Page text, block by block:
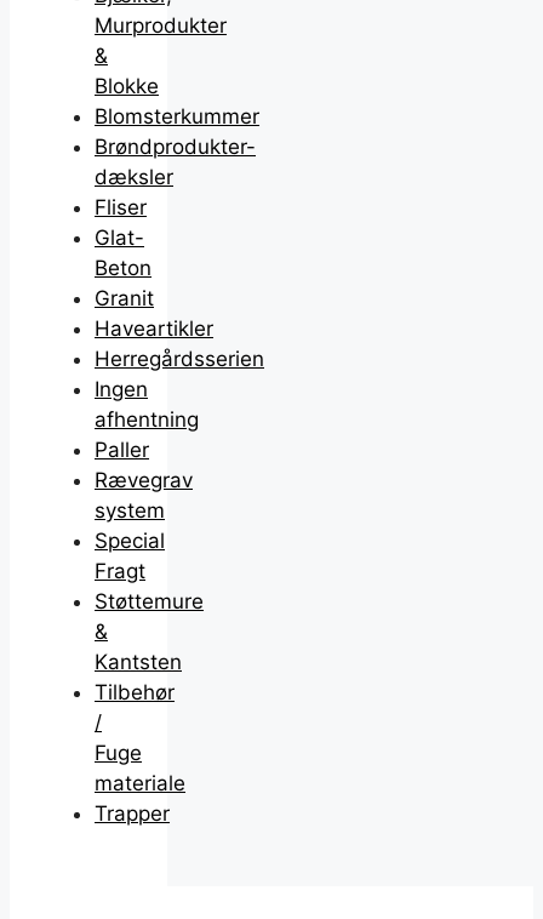
Murprodukter
&
Blokke
Blomsterkummer
Brøndprodukter-
dæksler
Fliser
Glat-
Beton
Granit
Haveartikler
Herregårdsserien
Ingen
afhentning
Paller
Rævegrav
system
Special
Fragt
Støttemure
&
Kantsten
Tilbehør
/
Fuge
materiale
Trapper